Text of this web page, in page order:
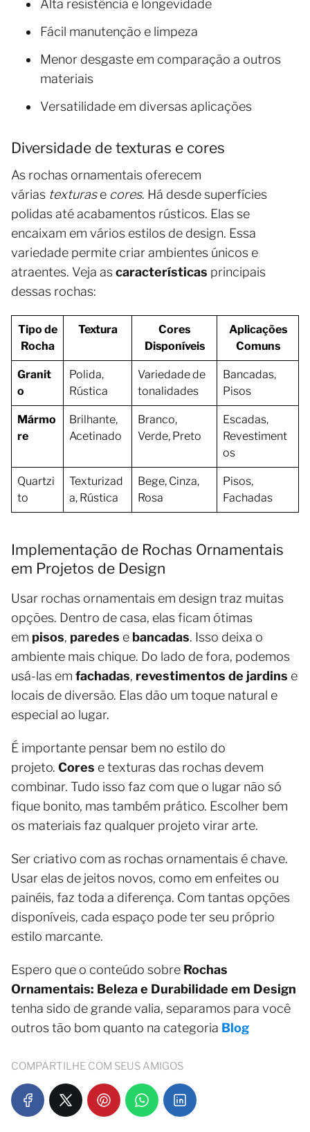
Alta resistência e longevidade
Fácil manutenção e limpeza
Menor desgaste em comparação a outros
materiais
Versatilidade em diversas aplicações
Diversidade de texturas e cores
As rochas ornamentais oferecem
várias texturase cores. Há desde superfícies
polidas até acabamentos rústicos. Elas se
encaixam em vários estilos de design. Essa
variedade permite criar ambientes únicos e
atraentes. Veja ascaracterísticas principais
dessas rochas:
Tipo de
Rocha
Textura
Cores
Disponíveis
Aplicações
Comuns
Granit
o
Polida,
Rústica
Variedade de
tonalidades
Bancadas,
Pisos
Mármo
re
Brilhante,
Acetinado
Branco,
Verde, Preto
Escadas,
Revestiment
os
Quartzi
to
Texturizad
a, Rústica
Bege, Cinza,
Rosa
Pisos,
Fachadas
Implementação de Rochas Ornamentais
em Projetos de Design
Usar rochas ornamentais em design traz muitas
opções. Dentro de casa, elas ficam ótimas
em pisos, paredes e bancadas. Isso deixa o
ambiente mais chique. Do lado de fora, podemos
usá-las em fachadas, revestimentos de jardins e
locais de diversão. Elas dão um toque natural e
especial ao lugar.
É importante pensar bem no estilo do
projeto. Cores e texturas das rochas devem
combinar. Tudo isso faz com que o lugar não só
fique bonito, mas também prático. Escolher bem
os materiais faz qualquer projeto virar arte.
Ser criativo com as rochas ornamentais é chave.
Usar elas de jeitos novos, como em enfeites ou
painéis, faz toda a diferença. Com tantas opções
disponíveis, cada espaço pode ter seu próprio
estilo marcante.
Espero que o conteúdo sobre Rochas
Ornamentais: Beleza e Durabilidade em Design
tenha sido de grande valia, separamos para você
outros tão bom quanto na categoria Blog
COMPARTILHE COM SEUS AMIGOS